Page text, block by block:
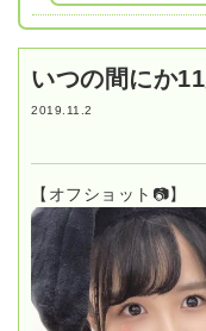
いつの間にか
2019.11.2
【オフショット📷】